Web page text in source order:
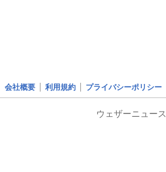
会社概要 利用規約 プライバシーポリシー
ウェザーニュース